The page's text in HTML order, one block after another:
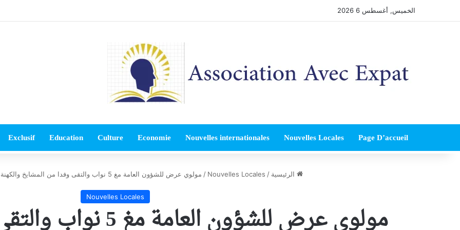
الخميس, أغسطس 6 2026
Page D’accueil
Nouvelles Locales
Nouvelles internationales
Economie
Culture
Education
Exclusif
الرئيسية /
Nouvelles Locales
/ مولوي عرض للشؤون العامة مغ 5 نواب والتقى وفدا من المشايخ والكهنة ورؤساء البلديات والمخاتير
Nouvelles Locales
مولوي عرض للشؤون